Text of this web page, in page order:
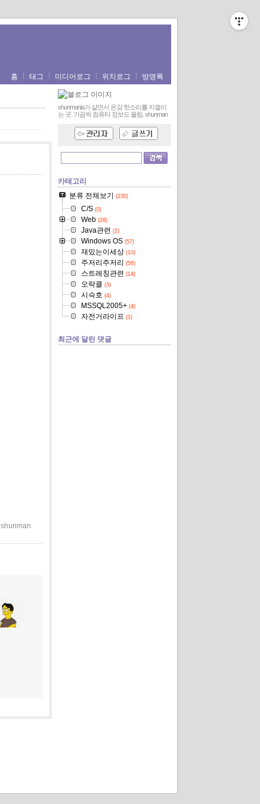
홈 태그 미디어로그 위치로그 방명록
shunman
shunmania가 살면서 온갖 헛소리를 지껄이
는 곳. 가끔씩 컴퓨터 정보도 올림. shunman
카테고리
분류 전체보기
(230)
C/S(0)
Web(28)
Java관련 (2)
Windows OS(57)
재밌는이세상(10)
주저리주저리 (56)
스트레칭관련 (14)
오락클 (3)
시슥호 (4)
MSSQL2005+(4)
자전거라이프 (1)
최근에 달린 댓글